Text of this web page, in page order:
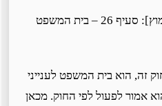
נדגים זאת שוב על [חוק האימוץ]: סעיף 26 – בית המשפט
זה, הוא בית המשפט לענייני
אמור לפעול לפי החוק. מכאן